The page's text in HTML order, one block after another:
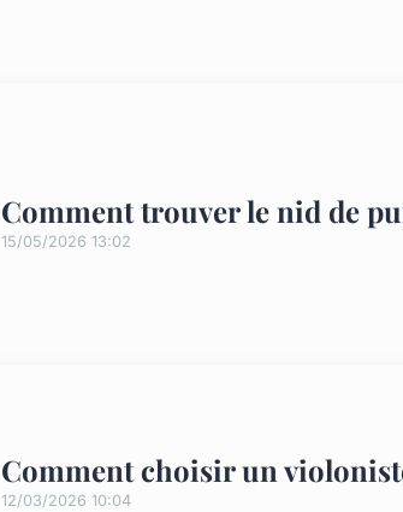
Comment trouver le nid de
15/05/2026 13:02
Comment choisir un
12/03/2026 10:04